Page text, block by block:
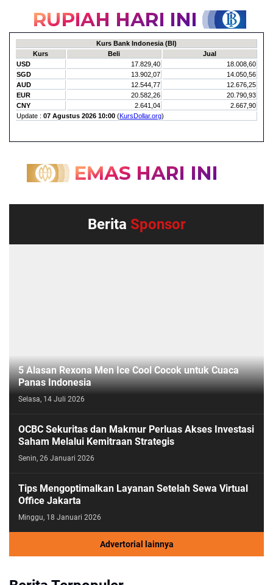
Berita Sponsor
5 Alasan Rexona Men Ice Cool Cocok untuk Cuaca
Panas Indonesia
Selasa, 14 Juli 2026
OCBC Sekuritas dan Makmur Perluas Akses Investasi
Saham Melalui Kemitraan Strategis
Senin, 26 Januari 2026
Tips Mengoptimalkan Layanan Setelah Sewa Virtual
Office Jakarta
Minggu, 18 Januari 2026
Advertorial lainnya